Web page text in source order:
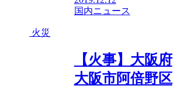
国内ニュース
火災
【火事】大阪府
大阪市阿倍野区